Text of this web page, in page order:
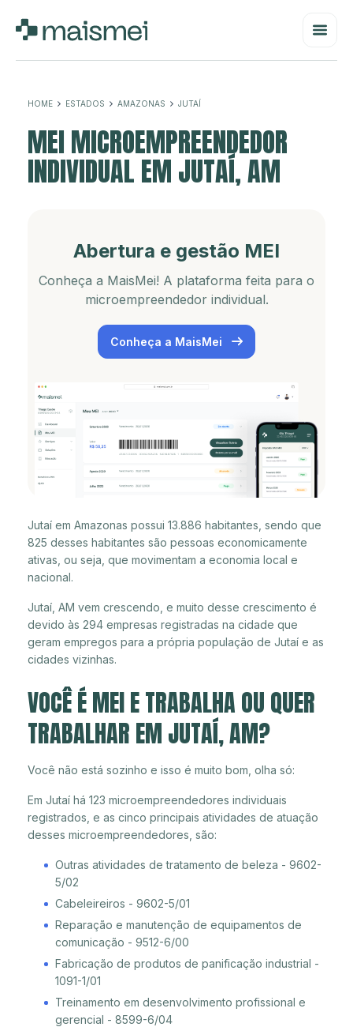
HOME ESTADOS AMAZONAS JUTAÍ
MEI MICROEMPREENDEDOR
INDIVIDUAL EM JUTAÍ, AM
Abertura e gestão MEI
Conheça a MaisMei! A plataforma feita para o
microempreendedor individual.
Conheça a MaisMei
Jutaí em Amazonas possui 13.886 habitantes, sendo que
825 desses habitantes são pessoas economicamente
ativas, ou seja, que movimentam a economia local e
nacional.
Jutaí, AM vem crescendo, e muito desse crescimento é
devido às 294 empresas registradas na cidade que
geram empregos para a própria população de Jutaí e as
cidades vizinhas.
VOCÊ É MEI E TRABALHA OU QUER
TRABALHAR EM JUTAÍ, AM?
Você não está sozinho e isso é muito bom, olha só:
Em Jutaí há 123 microempreendedores individuais
registrados, e as cinco principais atividades de atuação
desses microempreendedores, são:
Outras atividades de tratamento de beleza - 9602-
5/02
Cabeleireiros - 9602-5/01
Reparação e manutenção de equipamentos de
comunicação - 9512-6/00
Fabricação de produtos de panificação industrial -
1091-1/01
Treinamento em desenvolvimento profissional e
gerencial - 8599-6/04